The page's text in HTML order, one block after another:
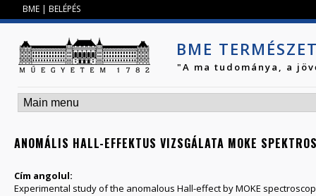
BME | BELÉPÉS
BME
"A ma tudománya, a
ANOMÁLIS HALL-EFFEKTUS VIZSGÁLATA MOKE
Cím angolul:
Experimental study of the anomalous Hall-effect by MOKE